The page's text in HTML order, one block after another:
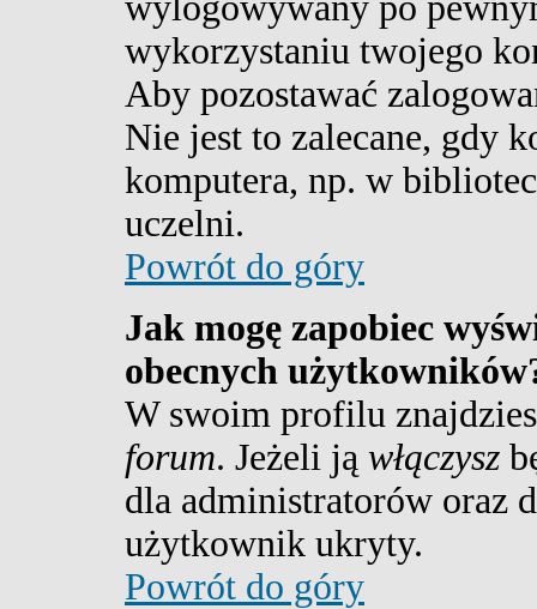
wykorzystaniu twojego
Aby pozostawać
Nie jest to zalecane, gdy
komputera, np. w
uczelni.
Powrót do góry
Jak mogę zapobiec
obecnych
W swoim profilu
forum. Jeżeli ją włączysz
dla administratorów oraz
użytkownik ukryty.
Powrót do góry